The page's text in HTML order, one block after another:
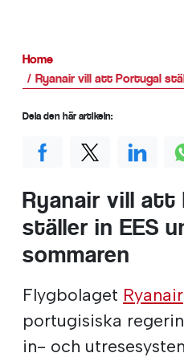
Home
Ryanair vill att Portugal
Ryanair vill att
ställer in EES
sommaren
Flygbolaget Ryanair
portugisiska
in- och
Dela den här artikeln: